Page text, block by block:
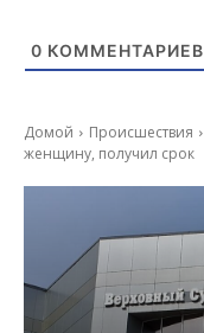
0 КОММЕНТАРИЕВ